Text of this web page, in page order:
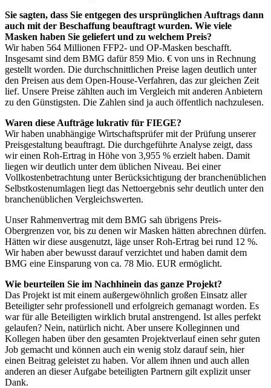
Sie sagten, dass Sie entgegen des ursprünglichen Auftrags dann
auch mit der Beschaffung beauftragt wurden. Wie viele
Masken haben Sie geliefert und zu welchem Preis?
Wir haben 564 Millionen FFP2- und OP-Masken beschafft.
Insgesamt sind dem BMG dafür 859 Mio. € von uns in Rechnung
gestellt worden. Die durchschnittlichen Preise lagen deutlich unter
den Preisen aus dem Open-House-Verfahren, das zur gleichen Zeit
lief. Unsere Preise zählten auch im Vergleich mit anderen Anbietern
zu den Günstigsten. Die Zahlen sind ja auch öffentlich nachzulesen.
Waren diese Aufträge lukrativ für FIEGE?
Wir haben unabhängige Wirtschaftsprüfer mit der Prüfung unserer
Preisgestaltung beauftragt. Die durchgeführte Analyse zeigt, dass
wir einen Roh-Ertrag in Höhe von 3,955 % erzielt haben. Damit
liegen wir deutlich unter dem üblichen Niveau. Bei einer
Vollkostenbetrachtung unter Berücksichtigung der branchenüblichen
Selbstkostenumlagen liegt das Nettoergebnis sehr deutlich unter den
branchenüblichen Vergleichswerten.
Unser Rahmenvertrag mit dem BMG sah übrigens Preis-
Obergrenzen vor, bis zu denen wir Masken hätten abrechnen dürfen.
Hätten wir diese ausgenutzt, läge unser Roh-Ertrag bei rund 12 %.
Wir haben aber bewusst darauf verzichtet und haben damit dem
BMG eine Einsparung von ca. 78 Mio. EUR ermöglicht.
Wie beurteilen Sie im Nachhinein das ganze Projekt?
Das Projekt ist mit einem außergewöhnlich großen Einsatz aller
Beteiligter sehr professionell und erfolgreich gemanagt worden. Es
war für alle Beteiligten wirklich brutal anstrengend. Ist alles perfekt
gelaufen? Nein, natürlich nicht. Aber unsere Kolleginnen und
Kollegen haben über den gesamten Projektverlauf einen sehr guten
Job gemacht und können auch ein wenig stolz darauf sein, hier
einen Beitrag geleistet zu haben. Vor allem ihnen und auch allen
anderen an dieser Aufgabe beteiligten Partnern gilt explizit unser
Dank.